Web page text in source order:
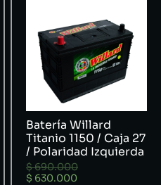
Batería Willard
Titanio 1150 / Caja 27
/ Polaridad Izquierda
$690.000
$ 630.000